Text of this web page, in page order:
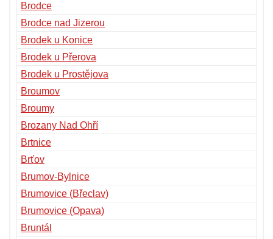
Brodce
Brodce nad Jizerou
Brodek u Konice
Brodek u Přerova
Brodek u Prostějova
Broumov
Broumy
Brozany Nad Ohří
Brtnice
Brťov
Brumov-Bylnice
Brumovice (Břeclav)
Brumovice (Opava)
Bruntál